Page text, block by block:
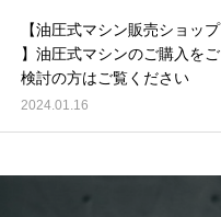
【油圧式マシン販売ショップ
】油圧式マシンのご購入をご
検討の方はご覧ください
2024.01.16